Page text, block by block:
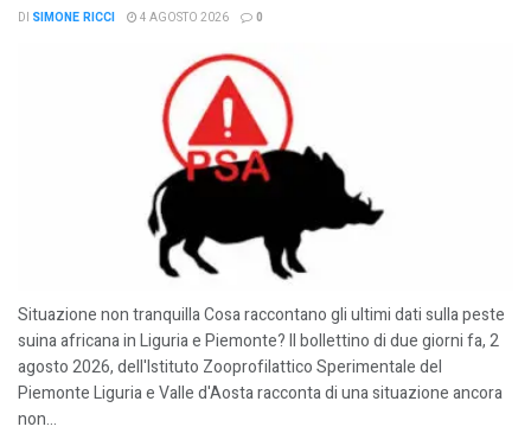
DI SIMONE RICCI 4 AGOSTO 2026 0
Situazione non tranquilla Cosa raccontano gli ultimi dati sulla peste
suina africana in Liguria e Piemonte? Il bollettino di due giorni fa, 2
agosto 2026, dell'Istituto Zooprofilattico Sperimentale del
Piemonte Liguria e Valle d'Aosta racconta di una situazione ancora
non...